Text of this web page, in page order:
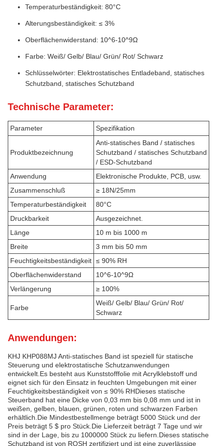
Temperaturbeständigkeit: 80°C
Alterungsbeständigkeit: ≤ 3%
Oberflächenwiderstand: 10^6-10^9Ω
Farbe: Weiß/ Gelb/ Blau/ Grün/ Rot/ Schwarz
Schlüsselwörter: Elektrostatisches Entladeband, statisches
Schutzband, statisches Schutzband
Technische Parameter:
Parameter Spezifikation
Produktbezeichnung
Anti-statisches Band / statisches
Schutzband / statisches Schutzband
/ ESD-Schutzband
Anwendung
Elektronische Produkte, PCB, usw.
Zusammenschluß
≥ 18N/25mm
Temperaturbeständigkeit
80°C
Druckbarkeit
Ausgezeichnet.
Länge
10 m bis 1000 m
Breite
3 mm bis 50 mm
Feuchtigkeitsbeständigkeit ≤ 90% RH
Oberflächenwiderstand
10^6-10^9Ω
Verlängerung
≥ 100%
Farbe
Weiß/ Gelb/ Blau/ Grün/ Rot/
Schwarz
Anwendungen:
KHJ KHP088MJ Anti-statisches Band ist speziell für statische
Steuerung und elektrostatische Schutzanwendungen
entwickelt.Es besteht aus Kunststofffolie mit Acrylklebstoff und
eignet sich für den Einsatz in feuchten Umgebungen mit einer
Feuchtigkeitsbeständigkeit von ≤ 90% RHDieses statische
Steuerband hat eine Dicke von 0,03 mm bis 0,08 mm und ist in
weißen, gelben, blauen, grünen, roten und schwarzen Farben
erhältlich.Die Mindestbestellmenge beträgt 5000 Stück und der
Preis beträgt 5 $ pro Stück.Die Lieferzeit beträgt 7 Tage und wir
sind in der Lage, bis zu 1000000 Stück zu liefern.Dieses statische
Schutzband ist von ROSH zertifiziert und ist eine zuverlässige